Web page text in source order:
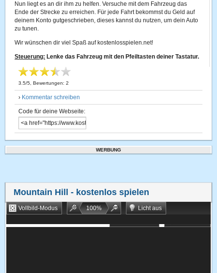
Nun liegt es an dir ihm zu helfen. Versuche mit dem Fahrzeug das
Ende der Strecke zu erreichen. Für jede Fahrt bekommst du Geld auf
deinem Konto gutgeschrieben, dieses kannst du nutzen, um dein Auto
zu tunen.
Wir wünschen dir viel Spaß auf kostenlosspielen.net!
Steuerung: Lenke das Fahrzeug mit den Pfeiltasten deiner Tastatur.
3.5/5 , Bewertungen:2
› Kommentar schreiben
Code für deine Webseite:
WERBUNG
Mountain Hill - kostenlos spielen
Vollbild-Modus 100%
Licht aus